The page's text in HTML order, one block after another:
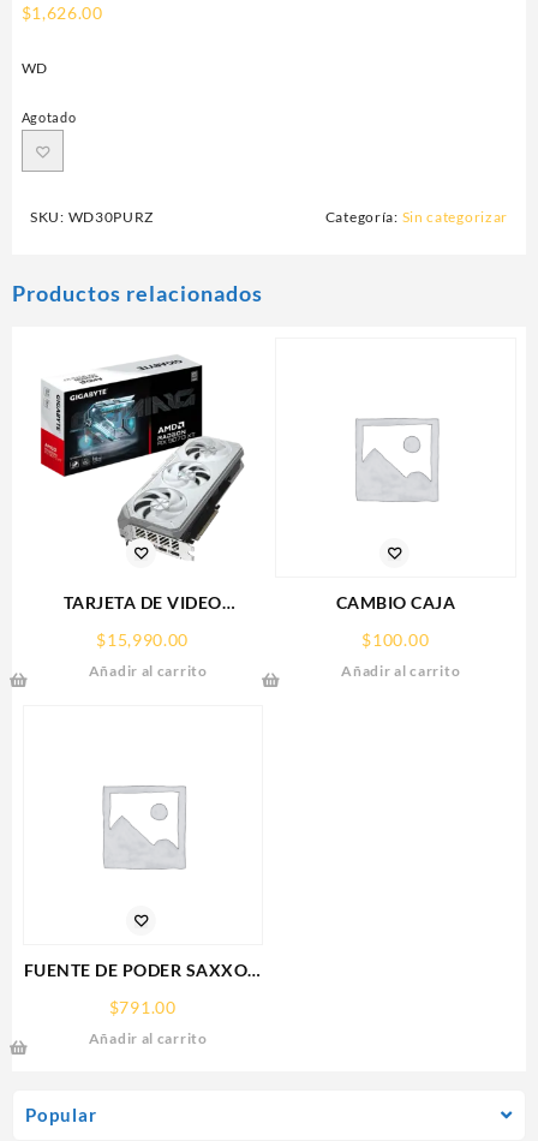
Popular
$1,626.00
WD
Agotado
SKU: WD30PURZ Categoría: Sin categorizar
Productos relacionados
TARJETA DE VIDEO
R907XGAMINGOCICE-16GD)
RX 9070
$15,990.00
Añadir al carrito
CAMBIO CAJA
$100.00
Añadir al carrito
FUENTE DE PODER SAXXON
(PSU1210-D9)
REGULADA,12V,10
AMPERES,DISTRIBUIDOR
$791.00
Añadir al carrito